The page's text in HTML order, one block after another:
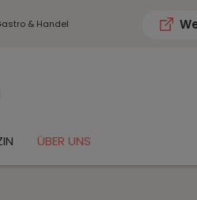
& Handel
ÜBER UNS